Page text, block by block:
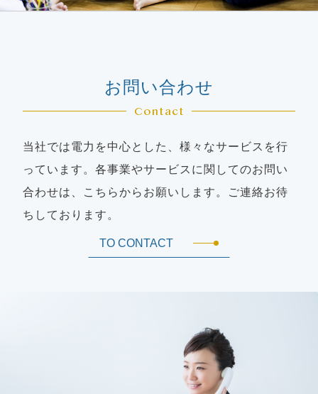
お問い合わせ
Contact
当社では電力を中心とした、様々なサービスを行
っています。各事業やサービスに関してのお問い
合わせは、こちらからお願いします。ご連絡お待
ちしております。
TO CONTACT